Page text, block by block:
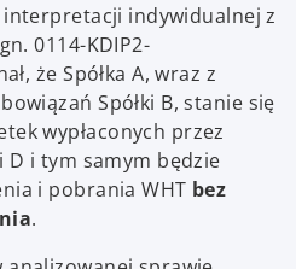
interpretacji indywidualnej z
0114-KDIP2-
że Spółka A, wraz z
Spółki B, stanie się
wypłaconych przez
D i tym samym będzie
i pobrania WHT bez
.